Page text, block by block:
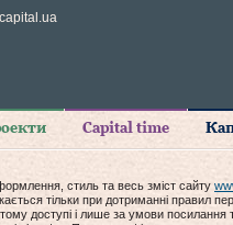
Capital time
стиль та весь зміст сайту
тільки при дотриманні правил
доступі і лише за умови